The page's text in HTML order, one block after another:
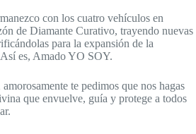
con los cuatro vehículos en
de Diamante Curativo, trayendo nuevas
para la expansión de la
es, Amado YO SOY.
te pedimos que nos hagas
que envuelve, guía y protege a todos